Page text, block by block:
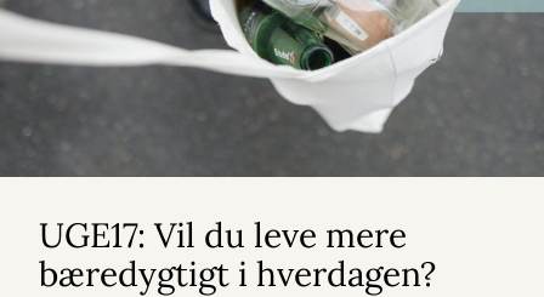
UGE17: Vil du leve mere
bæredygtigt i hverdagen?